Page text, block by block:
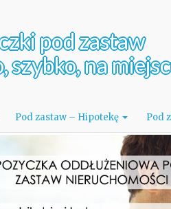
pod zastaw
szybko, na
Pod zastaw – Hipotekę Pod